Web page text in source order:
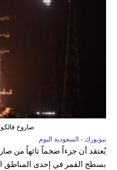
صاروخ فالكون 9 تابع لشركة
نيويورك - السعودية اليوم
بسطح القمر في إحدى المناطق